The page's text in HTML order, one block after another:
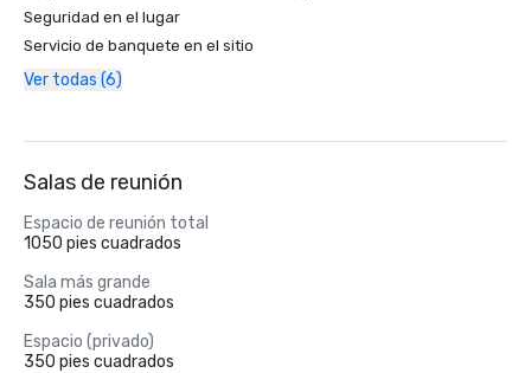
Seguridad en el lugar
Servicio de banquete en el sitio
Ver todas (6)
Salas de reunión
Espacio de reunión total
1050 pies cuadrados
Sala más grande
350 pies cuadrados
Espacio (privado)
350 pies cuadrados